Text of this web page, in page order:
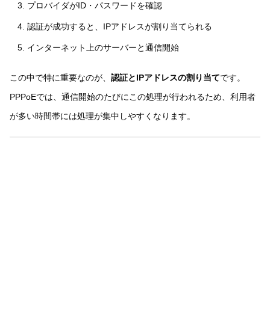
プロバイダがID・パスワードを確認
認証が成功すると、IPアドレスが割り当てられる
インターネット上のサーバーと通信開始
この中で特に重要なのが、 認証とIPアドレスの割り当てです。
PPPoEでは、通信開始のたびにこの処理が行われるため、利用者
が多い時間帯には処理が集中しやすくなります。